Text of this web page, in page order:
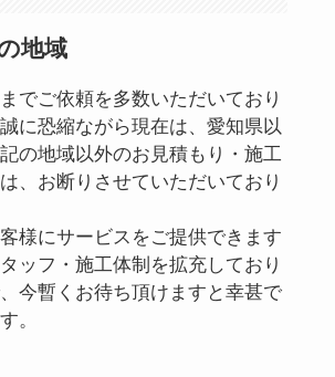
地域
でご依頼を多数いただいており
に恐縮ながら現在は、愛知県以
の地域以外のお見積もり・施工
、お断りさせていただいており
様にサービスをご提供できます
ッフ・施工体制を拡充しており
今暫くお待ち頂けますと幸甚で
。